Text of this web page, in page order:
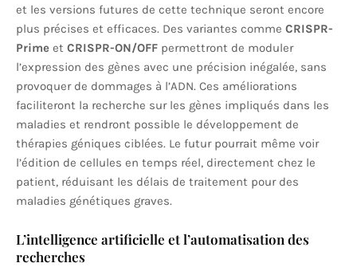
et les versions futures de cette technique seront encore
plus précises et efficaces. Des variantes comme CRISPR-
Prime et CRISPR-ON/OFF permettront de moduler
l’expression des gènes avec une précision inégalée, sans
provoquer de dommages à l’ADN. Ces améliorations
faciliteront la recherche sur les gènes impliqués dans les
maladies et rendront possible le développement de
thérapies géniques ciblées. Le futur pourrait même voir
l’édition de cellules en temps réel, directement chez le
patient, réduisant les délais de traitement pour des
maladies génétiques graves.
L’intelligence artificielle et l’automatisation des
recherches